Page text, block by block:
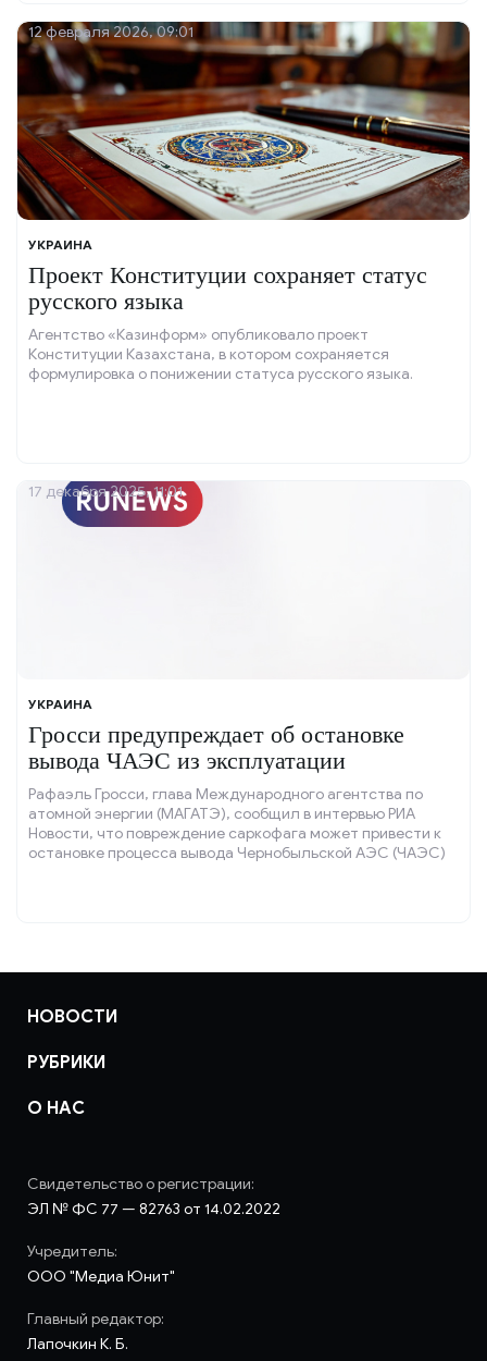
УКРАИНА
Проект Конституции сохраняет статус
русского языка
Агентство «Казинформ» опубликовало проект
Конституции Казахстана, в котором сохраняется
формулировка о понижении статуса русского языка.
12 февраля 2026, 09:01
УКРАИНА
Гросси предупреждает об остановке
вывода ЧАЭС из эксплуатации
Рафаэль Гросси, глава Международного агентства по
атомной энергии (МАГАТЭ), сообщил в интервью РИА
Новости, что повреждение саркофага может привести к
остановке процесса вывода Чернобыльской АЭС (ЧАЭС)
17 декабря 2025, 11:01
НОВОСТИ
РУБРИКИ
О НАС
Свидетельство о регистрации:
ЭЛ № ФС 77 — 82763 от 14.02.2022
Учредитель:
ООО "Медиа Юнит"
Главный редактор:
Лапочкин К. Б.